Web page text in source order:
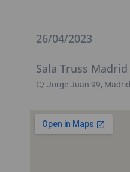
26/04/2023
Sala Truss Madrid
C/ Jorge Juan 99, Madrid